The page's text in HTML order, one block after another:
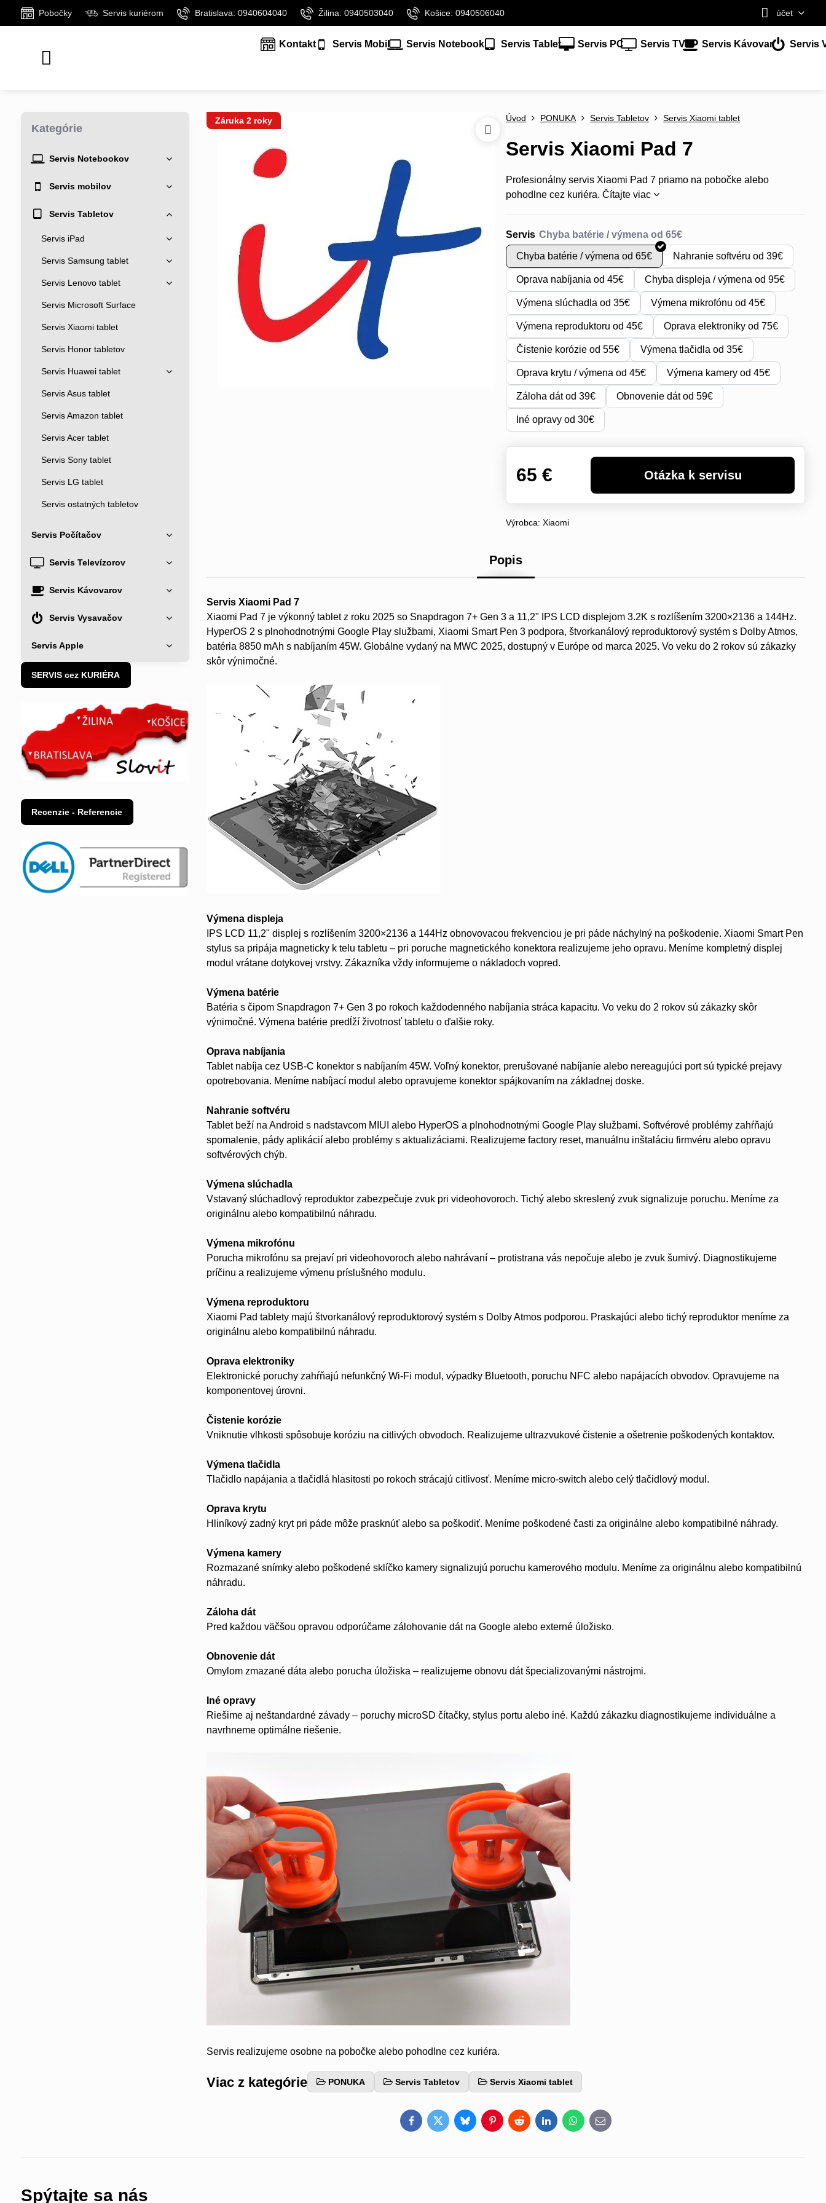
Pobočky Servis kuriérom Bratislava: 0940604040 Žilina: 0940503040 Košice: 0940506040 účet
Kontakt Servis Mobil Servis Notebook Servis Tablet Servis PC Servis TV Servis Kávovar Servis
Záruka 2 roky Úvod PONUKA Servis Tabletov Servis Xiaomi tablet
Servis Xiaomi Pad 7
Profesionálny servis Xiaomi Pad 7 priamo na pobočke alebo
pohodlne cez kuriéra.Čítajte viac
Servis
Chyba batérie / výmena od 65€ Nahranie softvéru od 39€
Oprava nabíjania od 45€ Chyba displeja / výmena od 95€
Výmena slúchadla od 35€ Výmena mikrofónu od 45€
Výmena reproduktoru od 45€ Oprava elektroniky od 75€
Čistenie korózie od 55€ Výmena tlačidla od 35€
Oprava krytu / výmena od 45€ Výmena kamery od 45€
Záloha dát od 39€ Obnovenie dát od 59€
Iné opravy od 30€
65 €
Výrobca:Xiaomi
Popis
Servis Xiaomi Pad 7
Xiaomi Pad 7 je výkonný tablet z roku 2025 so Snapdragon 7+ Gen 3 a 11,2" IPS LCD displejom 3.2K s rozlíšením 3200×2136 a 144Hz.
HyperOS 2 s plnohodnotnými Google Play službami, Xiaomi Smart Pen 3 podpora, štvorkanálový reproduktorový systém s Dolby Atmos,
batéria 8850 mAh s nabíjaním 45W. Globálne vydaný na MWC 2025, dostupný v Európe od marca 2025. Vo veku do 2 rokov sú zákazky
skôr výnimočné.
Výmena displeja
IPS LCD 11,2" displej s rozlíšením 3200×2136 a 144Hz obnovovacou frekvenciou je pri páde náchylný na poškodenie. Xiaomi Smart Pen
stylus sa pripája magneticky k telu tabletu – pri poruche magnetického konektora realizujeme jeho opravu. Meníme kompletný displej
modul vrátane dotykovej vrstvy. Zákazníka vždy informujeme o nákladoch vopred.
Výmena batérie
Batéria s čipom Snapdragon 7+ Gen 3 po rokoch každodenného nabíjania stráca kapacitu. Vo veku do 2 rokov sú zákazky skôr
výnimočné. Výmena batérie predĺží životnosť tabletu o ďalšie roky.
Oprava nabíjania
Tablet nabíja cez USB-C konektor s nabíjaním 45W. Voľný konektor, prerušované nabíjanie alebo nereagujúci port sú typické prejavy
opotrebovania. Meníme nabíjací modul alebo opravujeme konektor spájkovaním na základnej doske.
Nahranie softvéru
Tablet beží na Android s nadstavcom MIUI alebo HyperOS a plnohodnotnými Google Play službami. Softvérové problémy zahŕňajú
spomalenie, pády aplikácií alebo problémy s aktualizáciami. Realizujeme factory reset, manuálnu inštaláciu firmvéru alebo opravu
softvérových chýb.
Výmena slúchadla
Vstavaný slúchadlový reproduktor zabezpečuje zvuk pri videohovoroch. Tichý alebo skreslený zvuk signalizuje poruchu. Meníme za
originálnu alebo kompatibilnú náhradu.
Výmena mikrofónu
Porucha mikrofónu sa prejaví pri videohovoroch alebo nahrávaní – protistrana vás nepočuje alebo je zvuk šumivý. Diagnostikujeme
príčinu a realizujeme výmenu príslušného modulu.
Výmena reproduktoru
Xiaomi Pad tablety majú štvorkanálový reproduktorový systém s Dolby Atmos podporou. Praskajúci alebo tichý reproduktor meníme za
originálnu alebo kompatibilnú náhradu.
Oprava elektroniky
Elektronické poruchy zahŕňajú nefunkčný Wi-Fi modul, výpadky Bluetooth, poruchu NFC alebo napájacích obvodov. Opravujeme na
komponentovej úrovni.
Čistenie korózie
Vniknutie vlhkosti spôsobuje koróziu na citlivých obvodoch. Realizujeme ultrazvukové čistenie a ošetrenie poškodených kontaktov.
Výmena tlačidla
Tlačidlo napájania a tlačidlá hlasitosti po rokoch strácajú citlivosť. Meníme micro-switch alebo celý tlačidlový modul.
Oprava krytu
Hliníkový zadný kryt pri páde môže prasknúť alebo sa poškodiť. Meníme poškodené časti za originálne alebo kompatibilné náhrady.
Výmena kamery
Rozmazané snímky alebo poškodené sklíčko kamery signalizujú poruchu kamerového modulu. Meníme za originálnu alebo kompatibilnú
náhradu.
Záloha dát
Pred každou väčšou opravou odporúčame zálohovanie dát na Google alebo externé úložisko.
Obnovenie dát
Omylom zmazané dáta alebo porucha úložiska – realizujeme obnovu dát špecializovanými nástrojmi.
Iné opravy
Riešime aj neštandardné závady – poruchy microSD čítačky, stylus portu alebo iné. Každú zákazku diagnostikujeme individuálne a
navrhneme optimálne riešenie.
Servis realizujeme osobne na pobočke alebo pohodlne cez kuriéra.
Viac z kategórie PONUKA Servis Tabletov Servis Xiaomi tablet
FacebookTwitterBlueskyPinterestRedditLinkedInWhatsApp
E-
mail
Kategórie
Servis Notebookov
Servis mobilov
Servis Tabletov
Servis iPad
Servis Samsung tablet
Servis Lenovo tablet
Servis Microsoft Surface
Servis Xiaomi tablet
Servis Honor tabletov
Servis Huawei tablet
Servis Asus tablet
Servis Amazon tablet
Servis Acer tablet
Servis Sony tablet
Servis LG tablet
Servis ostatných tabletov
Servis Počítačov
Servis Televízorov
Servis Kávovarov
Servis Vysavačov
Servis Apple
SERVIS cez KURIÉRA
Recenzie - Referencie
Spýtajte sa nás